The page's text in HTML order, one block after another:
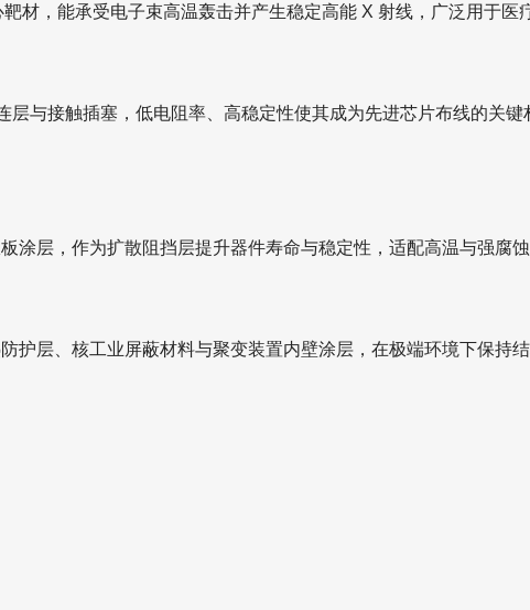
材，能承受电子束高温轰击并产生稳定高能 X 射线，广泛用于医
层与接触插塞，低电阻率、高稳定性使其成为先进芯片布线的关
涂层，作为扩散阻挡层提升器件寿命与稳定性，适配高温与强腐蚀
护层、核工业屏蔽材料与聚变装置内壁涂层，在极端环境下保持结